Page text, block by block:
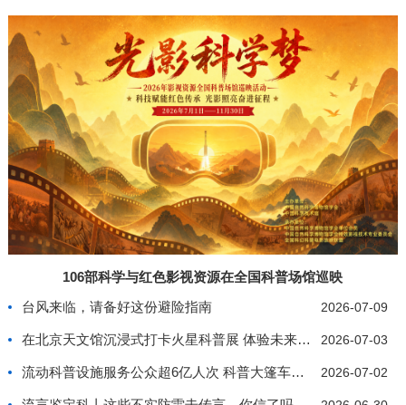
106部科学与红色影视资源在全国科普场馆巡映
台风来临，请备好这份避险指南
2026-07-09
在北京天文馆沉浸式打卡火星科普展 体验未来星际生 2026-07-03
流动科普设施服务公众超6亿人次 科普大篷车行驶里 2026-07-02